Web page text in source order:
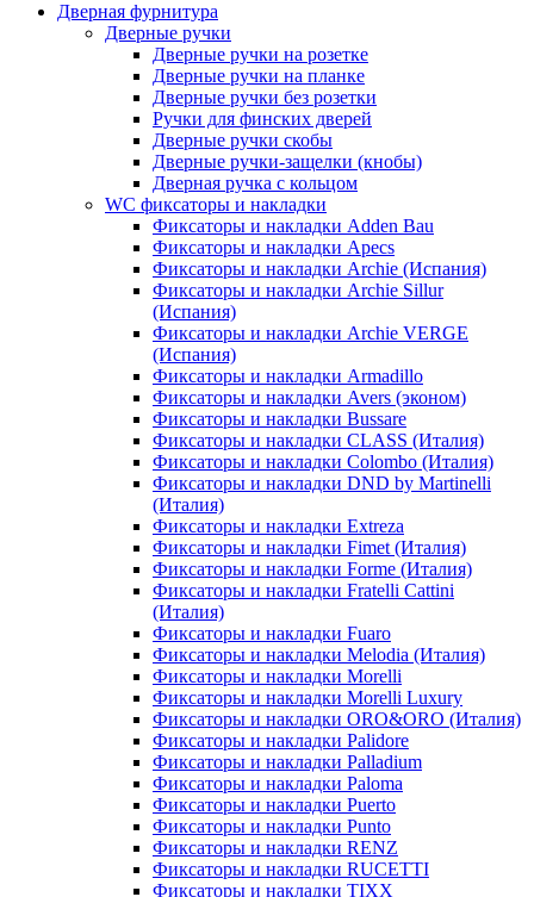
Дверная фурнитура
Дверные ручки
Дверные ручки на розетке
Дверные ручки на планке
Дверные ручки без розетки
Ручки для финских дверей
Дверные ручки скобы
Дверные ручки-защелки (кнобы)
Дверная ручка с кольцом
WC фиксаторы и накладки
Фиксаторы и накладки Adden Bau
Фиксаторы и накладки Apecs
Фиксаторы и накладки Archie (Испания)
Фиксаторы и накладки Archie Sillur
(Испания)
Фиксаторы и накладки Archie VERGE
(Испания)
Фиксаторы и накладки Armadillo
Фиксаторы и накладки Avers (эконом)
Фиксаторы и накладки Bussare
Фиксаторы и накладки CLASS (Италия)
Фиксаторы и накладки Colombo (Италия)
Фиксаторы и накладки DND by Martinelli
(Италия)
Фиксаторы и накладки Extreza
Фиксаторы и накладки Fimet (Италия)
Фиксаторы и накладки Forme (Италия)
Фиксаторы и накладки Fratelli Cattini
(Италия)
Фиксаторы и накладки Fuaro
Фиксаторы и накладки Melodia (Италия)
Фиксаторы и накладки Morelli
Фиксаторы и накладки Morelli Luxury
Фиксаторы и накладки ORO&ORO (Италия)
Фиксаторы и накладки Palidore
Фиксаторы и накладки Palladium
Фиксаторы и накладки Paloma
Фиксаторы и накладки Puerto
Фиксаторы и накладки Punto
Фиксаторы и накладки RENZ
Фиксаторы и накладки RUCETTI
Фиксаторы и накладки TIXX